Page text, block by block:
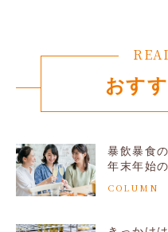
おす
暴飲暴食
年末年始
COLUMN